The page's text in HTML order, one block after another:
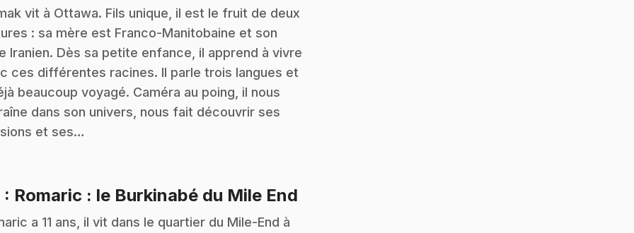
vit à Ottawa. Fils unique, il est le fruit de deux
: sa mère est Franco-Manitobaine et son
Iranien. Dès sa petite enfance, il apprend à vivre
ces différentes racines. Il parle trois langues et
beaucoup voyagé. Caméra au poing, il nous
dans son univers, nous fait découvrir ses
et ses…
: Romaric : le Burkinabé du Mile End
a 11 ans, il vit dans le quartier du Mile-End à